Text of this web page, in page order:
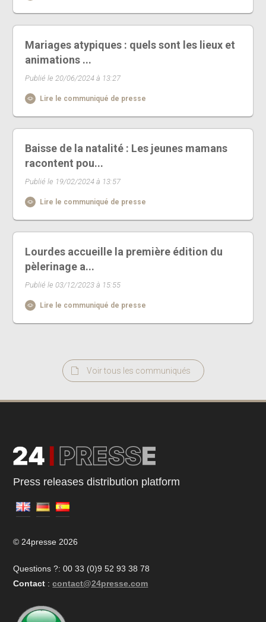
Mariages atypiques : quels sont les lieux et
animations ...
Publié le 20/06/2024 à 13:27
Lire le communiqué de presse
Baisse de la natalité : Les jeunes mamans
racontent pou...
Publié le 19/02/2024 à 13:57
Lire le communiqué de presse
Lourdes accueille la première édition du
pèlerinage a...
Publié le 03/12/2023 à 15:55
Lire le communiqué de presse
Voir tous les communiqués
Press releases distribution platform
© 24presse 2026
Questions ?: 00 33 (0)9 52 93 38 78
Contact : contact@24presse.com